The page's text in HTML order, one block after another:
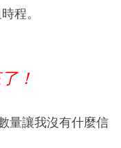
程。
！
量讓我沒有什麼信